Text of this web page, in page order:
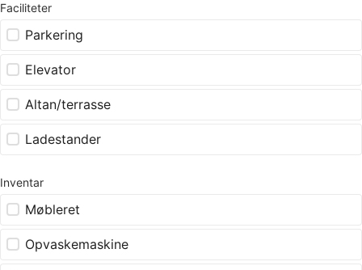
Faciliteter
Parkering
Elevator
Altan/terrasse
Ladestander
Inventar
Møbleret
Opvaskemaskine